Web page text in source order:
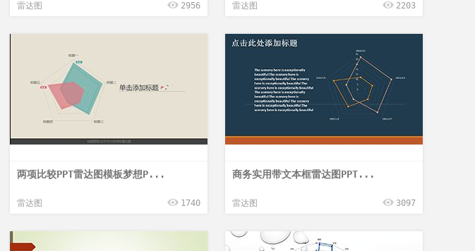
雷达图 2956 雷达图 2203
两项比较PPT雷达图模板梦想P...
雷达图 1740
商务实用带文本框雷达图PPT...
雷达图 3097